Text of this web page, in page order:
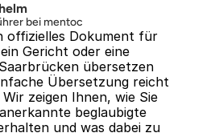
bei mentoc
offizielles Dokument für
Gericht oder eine
übersetzen
Übersetzung reicht
zeigen Ihnen, wie Sie
beglaubigte
und was dabei zu